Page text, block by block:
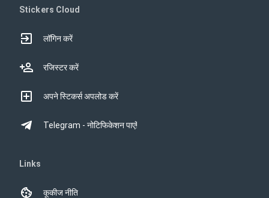
Stickers Cloud
लॉगिन करें
रजिस्टर करें
अपने स्टिकर्स अपलोड करें
Telegram - नोटिफिकेशन पाएं!
Links
कूकीज नीति